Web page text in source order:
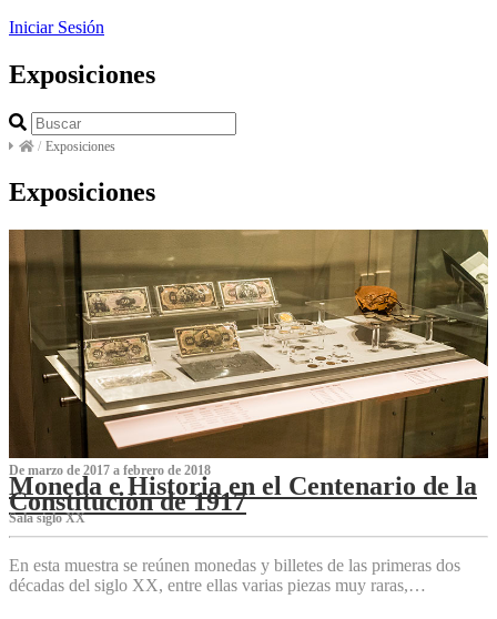
Iniciar Sesión
Exposiciones
/ Exposiciones
Exposiciones
De marzo de 2017 a febrero de 2018
Moneda e Historia en el Centenario de la
Constitución de 1917
Sala siglo XX
En esta muestra se reúnen monedas y billetes de las primeras dos
décadas del siglo XX, entre ellas varias piezas muy raras,…